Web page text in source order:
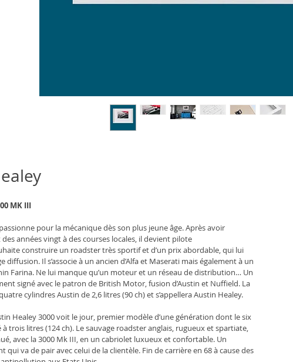
MK III
pour la mécanique dès son plus jeune âge. Après avoir
années vingt à des courses locales, il devient pilote
construire un roadster très sportif et d’un prix abordable, qui lui
diffusion. Il s’associe à un ancien d’Alfa et Maserati mais également à un
Farina. Ne lui manque qu’un moteur et un réseau de distribution… Un
signé avec le patron de British Motor, fusion d’Austin et Nuffield. La
cylindres Austin de 2,6 litres (90 ch) et s’appellera Austin Healey.
Healey 3000 voit le jour, premier modèle d’une génération dont le six
trois litres (124 ch). Le sauvage roadster anglais, rugueux et spartiate,
avec la 3000 Mk III, en un cabriolet luxueux et confortable. Un
qui va de pair avec celui de la clientèle. Fin de carrière en 68 à cause des